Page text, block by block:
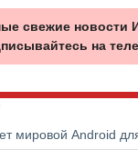
свежие новости
на
мировой Android